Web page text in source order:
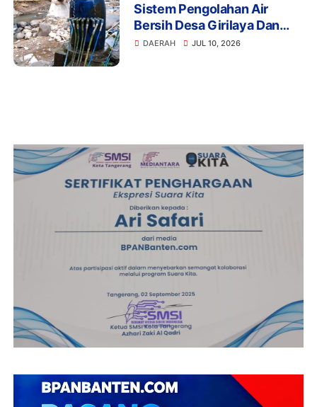
Sistem Pengolahan Air
Bersih Desa Girilaya Dan
Desa Jayapura Cipanas
DAERAH JUL 10, 2026